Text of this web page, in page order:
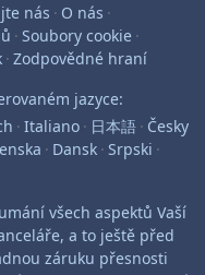
nás · O nás ·
· Soubory cookie ·
· Zodpovědné hraní
jazyce:
· Italiano · 日本語 · Česky
· Dansk · Srpski ·
všech aspektů Vaší
a to ještě před
záruku přesnosti